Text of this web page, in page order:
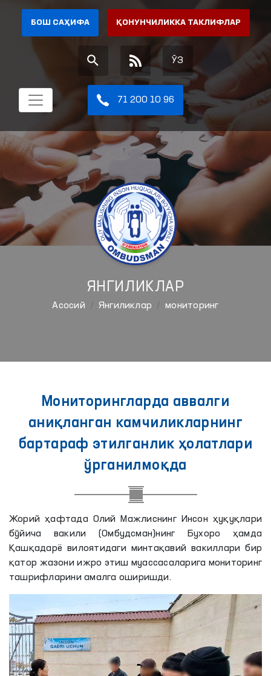
БОШ САҲИФА ҚОНУНЧИЛИККА ТАКЛИФЛАР
ЎЗ
71 200 10 96
ЯНГИЛИКЛАР
Aсосий Янгиликлар мониторинг
Мониторингларда аввалги
аниқланган камчиликларнинг
бартараф этилганлик ҳолатлари
ўрганилмоқда
Жорий ҳафтада Олий Мажлиснинг Инсон ҳуқуқлари
бўйича вакили (Омбудсман)нинг Бухоро ҳамда
Қашқадарё вилоятидаги минтақавий вакиллари бир
қатор жазони ижро этиш муассасаларига мониторинг
ташрифларини амалга оширишди.